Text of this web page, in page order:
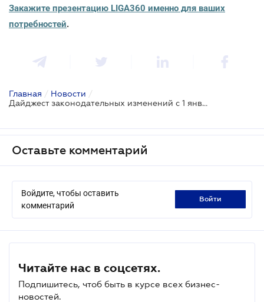
Закажите презентацию LIGA360 именно для ваших
потребностей.
Главная / Новости /
Дайджест законодательных изменений с 1 января 2025 года
Оставьте комментарий
Войдите, чтобы оставить
комментарий
войти
Читайте нас в соцсетях.
Подпишитесь, чтоб быть в курсе всех бизнес-
новостей.